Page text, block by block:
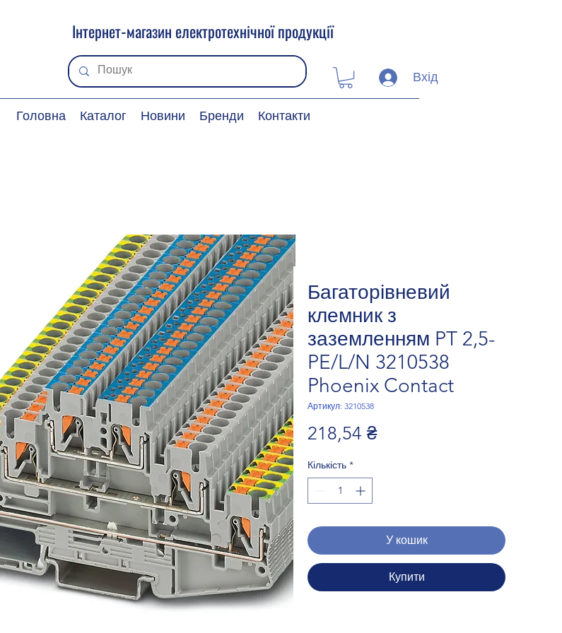
Інтернет-магазин електротехнічної продукції
Вхід
Головна Каталог Новини Бренди Контакти
Багаторівневий
клемник з
заземленням PT 2,5-
PE/L/N 3210538
Phoenix Contact
Артикул: 3210538
218,54 ₴Ціна
Кількість *
У кошик
Купити